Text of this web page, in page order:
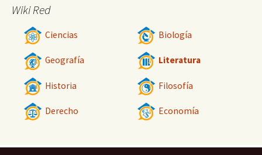
Wiki Red
Ciencias Biología
Geografía Literatura
Historia Filosofía
Derecho Economía